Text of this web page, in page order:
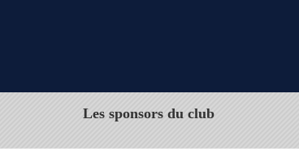
Les sponsors du club